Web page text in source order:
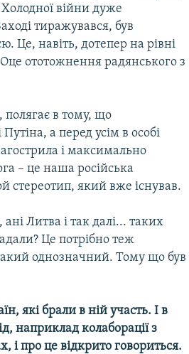
війни дуже
тиражувався, був
Це, навіть, дотепер на рівні
ототожнення радянського з
в тому, що
а перед усім в особі
і максимально
– це наша російська
стереотип, який вже існував.
ані Литва і так далі... таких
Це потрібно теж
однозначний. Тому що був
які брали в ній участь. І в
наприклад колаборації з
і про це відкрито говориться.